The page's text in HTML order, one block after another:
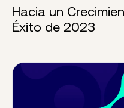
Hacia un
Éxito de 2023